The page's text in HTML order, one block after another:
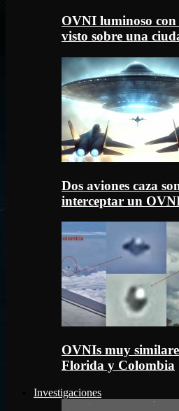
OVNI luminoso con
visto sobre una
Dos aviones caza
interceptar un
OVNIs muy
Florida y Colombia
Investigaciones